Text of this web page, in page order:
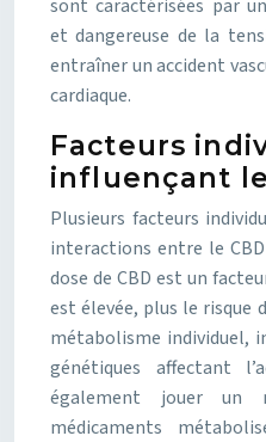
sont caractérisées par
et dangereuse de la
entraîner un accident
cardiaque.
Facteurs
influençant
Plusieurs facteurs
interactions entre le
dose de CBD est un
est élevée, plus le risque
métabolisme individuel,
génétiques affectant
également jouer un
médicaments